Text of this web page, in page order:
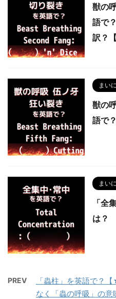
獣の
語で
訳？
まい
獣の
語で
まい
「全
は？
PREV
「蟲柱」を英語で
なく「蟲の呼吸」の意